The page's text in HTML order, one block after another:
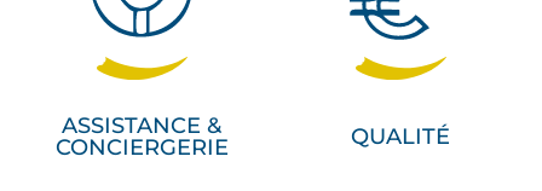
ASSISTANCE &
CONCIERGERIE
QUALITÉ